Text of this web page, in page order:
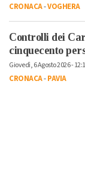
CRONACA-VOGHERA
Controlli dei
cinquecento
Giovedì, 6 Agosto 2026 -
CRONACA-PAVIA